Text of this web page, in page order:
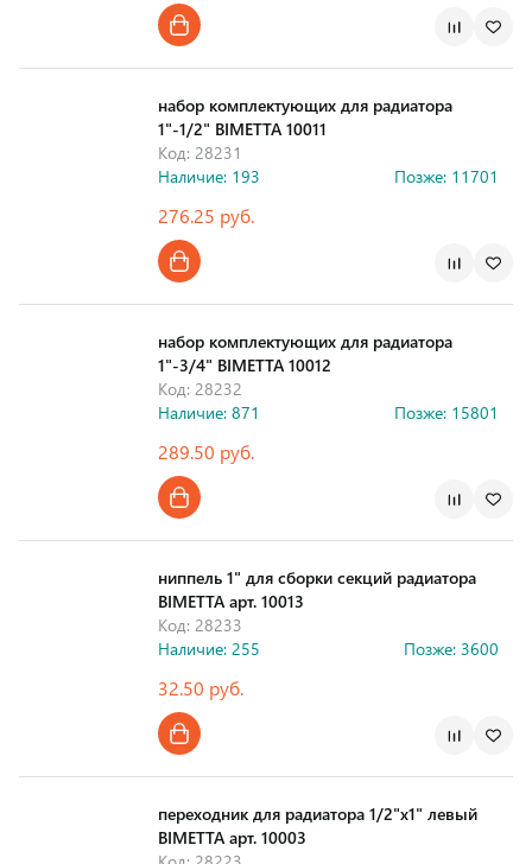
набор комплектующих для радиатора
1"-1/2" BIMETTA 10011
Код: 28231
Наличие: 193
Позже: 11701
276.25 руб.
набор комплектующих для радиатора
1"-3/4" BIMETTA 10012
Код: 28232
Наличие: 871
Позже: 15801
289.50 руб.
ниппель 1" для сборки секций радиатора
BIMETTA арт. 10013
Код: 28233
Наличие: 255
Позже: 3600
32.50 руб.
переходник для радиатора 1/2"x1" левый
BIMETTA арт. 10003